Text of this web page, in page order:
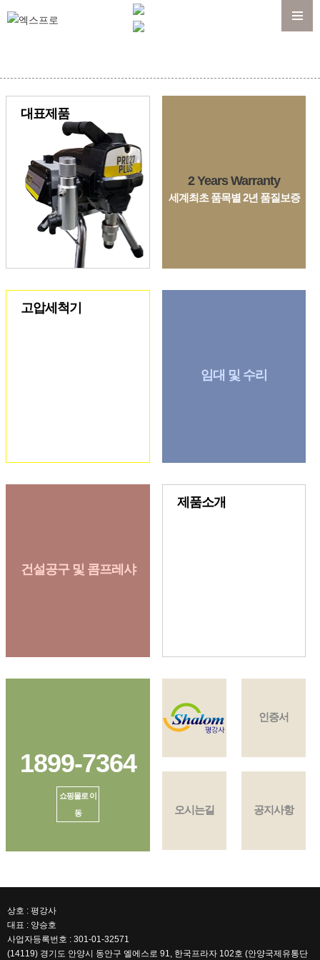
대표제품
2 Years Warranty
세계최초 품목별 2년 품질보증
고압세척기
임대 및 수리
건설공구 및 콤프레샤
제품소개
1899-7364
쇼핑몰로 이
동
인증서
오시는길 공지사항
상호 : 평강사
대표 : 양승호
사업자등록번호 : 301-01-32571
(14119) 경기도 안양시 동안구 엘에스로 91, 한국프라자 102호 (안양국제유통단